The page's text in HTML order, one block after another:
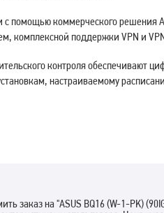
с помощью коммерческого решения
комплексной поддержки VPN и
контроля обеспечивают
настраиваемому
заказ на "ASUS BQ16 (W-1-PK)